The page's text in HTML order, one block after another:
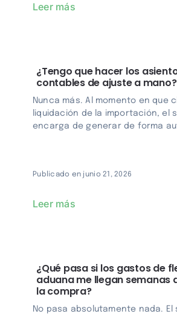
Leer más
¿Tengo que hacer los
contables de ajuste a mano?
Nunca más. Al momento en que
liquidación de la importación, el
encarga de generar de forma
Publicado en junio 21, 2026
Leer más
¿Qué pasa si los gastos de
aduana me llegan semanas
la compra?
No pasa absolutamente nada. El